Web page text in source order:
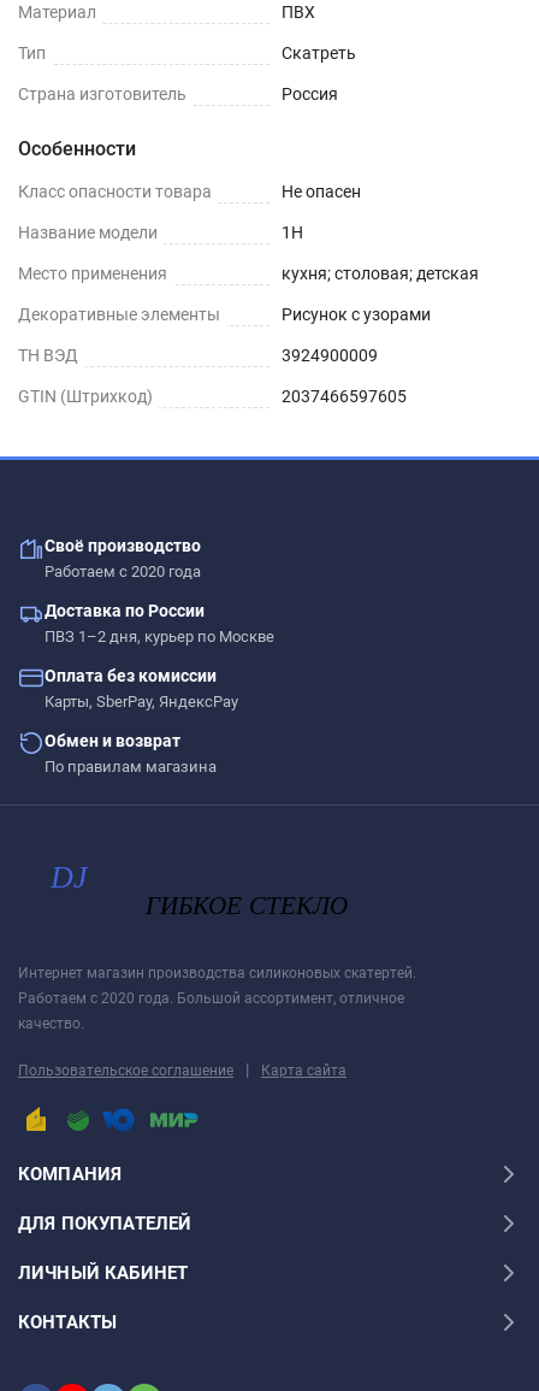
Материал ПВХ
Тип Скатреть
Страна изготовитель Россия
Особенности
Класс опасности товара Не опасен
Название модели 1H
Место применения кухня; столовая; детская
Декоративные элементы Рисунок с узорами
ТН ВЭД 3924900009
GTIN (Штрихкод) 2037466597605
Своё производство
Работаем с 2020 года
Доставка по России
ПВЗ 1–2 дня, курьер по Москве
Оплата без комиссии
Карты, SberPay, ЯндексPay
Обмен и возврат
По правилам магазина
Интернет магазин производства силиконовых скатертей.
Работаем с 2020 года. Большой ассортимент, отличное
качество.
Пользовательское соглашение | Карта сайта
КОМПАНИЯ
ДЛЯ ПОКУПАТЕЛЕЙ
ЛИЧНЫЙ КАБИНЕТ
КОНТАКТЫ